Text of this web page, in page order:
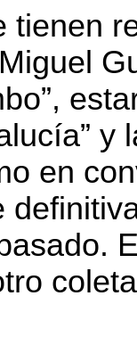
tienen
en